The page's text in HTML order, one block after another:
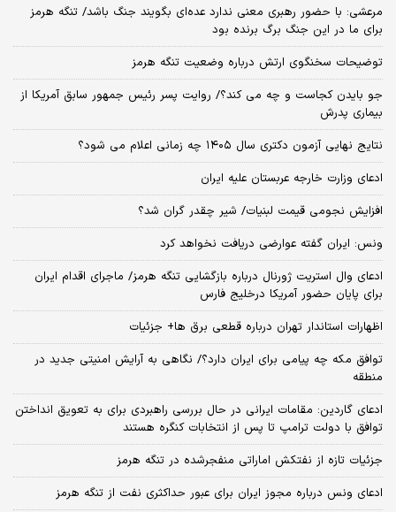
مرعشی: با حضور رهبری معنی ندارد عده‌ای بگویند جنگ باشد/ تنگه هرمز
برای ما در این جنگ برگ برنده بود
توضیحات سخنگوی ارتش درباره وضعیت تنگه هرمز
جو بایدن کجاست و چه می کند؟/ روایت پسر رئیس جمهور سابق آمریکا از
بیماری پدرش
نتایج نهایی آزمون دکتری سال ۱۴۰۵ چه زمانی اعلام می شود؟
ادعای وزارت خارجه عربستان علیه ایران
افزایش نجومی قیمت لبنیات/ شیر چقدر گران شد؟
ونس: ایران گفته عوارضی دریافت نخواهد کرد
ادعای وال استریت ژورنال درباره بازگشایی تنگه هرمز/ ماجرای اقدام ایران
برای پایان حضور آمریکا درخلیج فارس
اظهارات استاندار تهران درباره قطعی برق ها+ جزئیات
توافق مکه چه پیامی برای ایران دارد؟/ نگاهی به آرایش امنیتی جدید در
منطقه
ادعای گاردین: مقامات ایرانی در حال بررسی راهبردی برای به تعویق انداختن
توافق با دولت ترامپ تا پس از انتخابات کنگره هستند
جزئیات تازه از نفتکش اماراتی منفجرشده در تنگه هرمز
ادعای ونس درباره مجوز ایران برای عبور حداکثری نفت از تنگه هرمز